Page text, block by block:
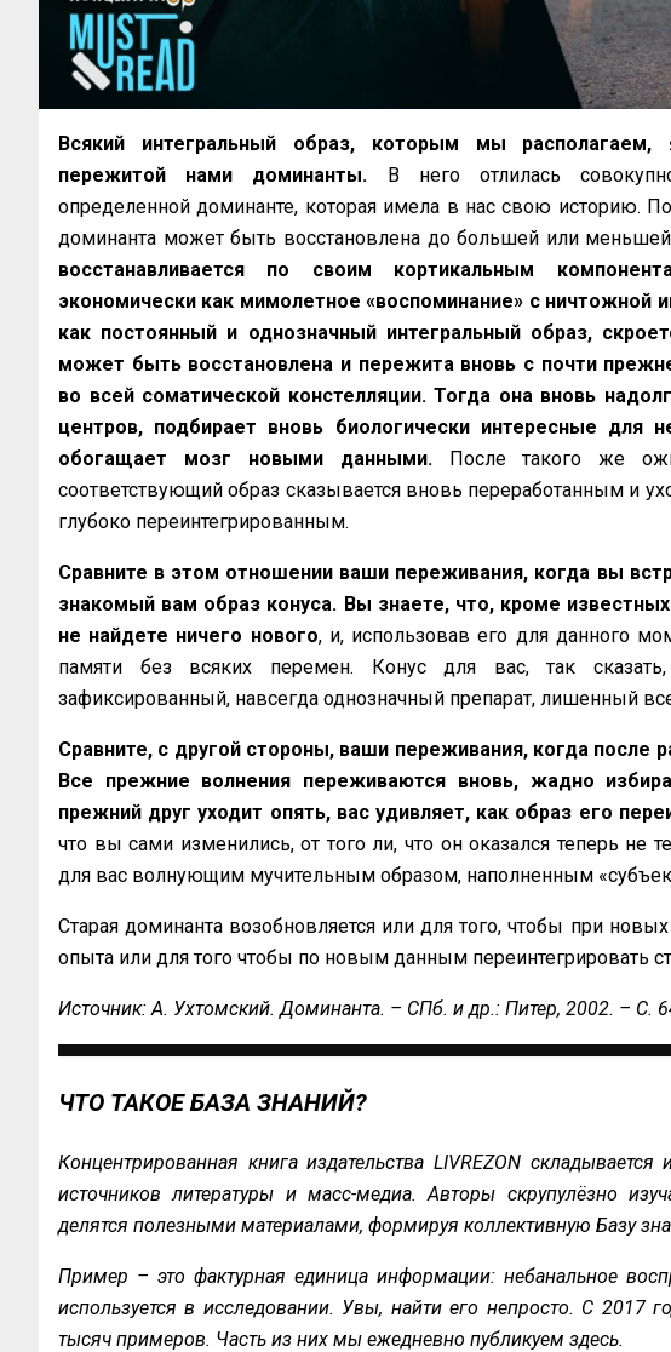
Всякий интегральный образ, которым мы располагаем,
пережитой нами доминанты. В него отлилась
определенной доминанте, которая имела в нас свою историю.
доминанта может быть восстановлена до большей или
восстанавливается по своим кортикальным
экономически как мимолетное «воспоминание» с ничтожной
как постоянный и однозначный интегральный образ,
может быть восстановлена и пережита вновь с почти
во всей соматической констелляции. Тогда она вновь
центров, подбирает вновь биологически интересные
обогащает мозг новыми данными. После такого же
соответствующий образ сказывается вновь переработанным и
глубоко переинтегрированным.
Сравните в этом отношении ваши переживания, когда вы
знакомый вам образ конуса. Вы знаете, что, кроме
не найдете ничего нового, и, использовав его для данного
памяти без всяких перемен. Конус для вас, так
зафиксированный, навсегда одно­значный препарат, лишенный
Сравните, с другой стороны, ваши переживания, когда после
Все прежние волнения переживаются вновь, жадно
прежний друг уходит опять, вас удивляет, как образ его
что вы сами изменились, от того ли, что он оказался теперь не
для вас волнующим му­чительным образом, наполненным
Старая доминанта возобновляется или для того, чтобы при
опыта или для того чтобы по новым данным переинтегрировать
Источник: А. Ухтомский. Доминанта. – СПб. и др.: Питер, 2002. – С.
ЧТО ТАКОЕ БАЗА ЗНАНИЙ?
Концентрированная книга издательства LIVREZON
источников литературы и масс-медиа. Авторы скрупулёзно
делятся полезными материалами, формируя коллективную Базу
Пример – это фактурная единица информации: небанальное
используется в исследовании. Увы, найти его непросто. С 2017
тысяч примеров. Часть из них мы ежедневно публикуем здесь.